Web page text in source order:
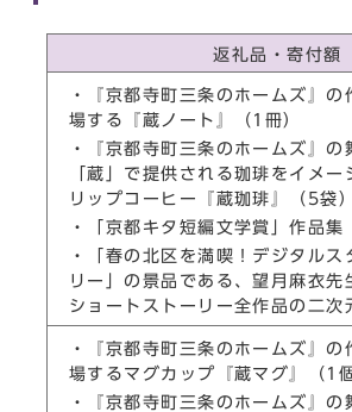
返礼品・寄付額
・『京都寺町三条のホームズ』の
場する『蔵ノート』（1冊）
・『京都寺町三条のホームズ』の
「蔵」で提供される珈琲をイメー
リップコーヒー『蔵珈琲』（5袋）
・「京都キタ短編文学賞」作品集
・「春の北区を満喫！デジタルス
リー」の景品である、望月麻衣先
ショートストーリー全作品の二次
・『京都寺町三条のホームズ』の
場するマグカップ『蔵マグ』（1個
・『京都寺町三条のホームズ』の